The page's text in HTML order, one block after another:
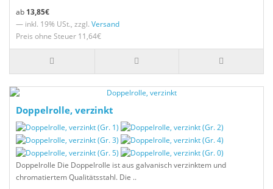
13,85€
— inkl. 19% USt., zzgl. Versand
Preis ohne Steuer 11,64€
Doppelrolle, verzinkt
Doppelrolle Die Doppelrolle ist aus galvanisch verzinktem und
chromatiertem Qualitätsstahl. Die ..